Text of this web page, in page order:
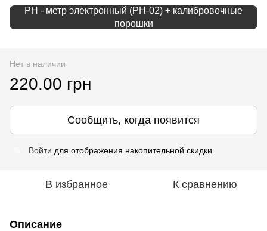
PH - метр электронный (PH-02) + калибровочные
порошки
Нет в наличии
220.00 грн
Сообщить, когда появится
Войти для отображения накопительной скидки
В избранное К сравнению
Описание